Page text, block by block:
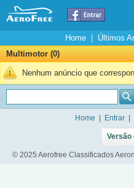
Home| Últimos
Multimotor (0)
Nenhum anúncio que
Home Entrar
Versão
© 2025 Aerofree Classificados